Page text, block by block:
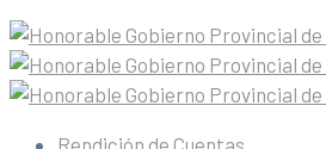
Rendición de Cuentas